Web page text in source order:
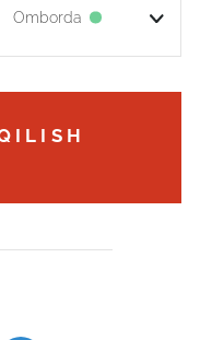
Omborda